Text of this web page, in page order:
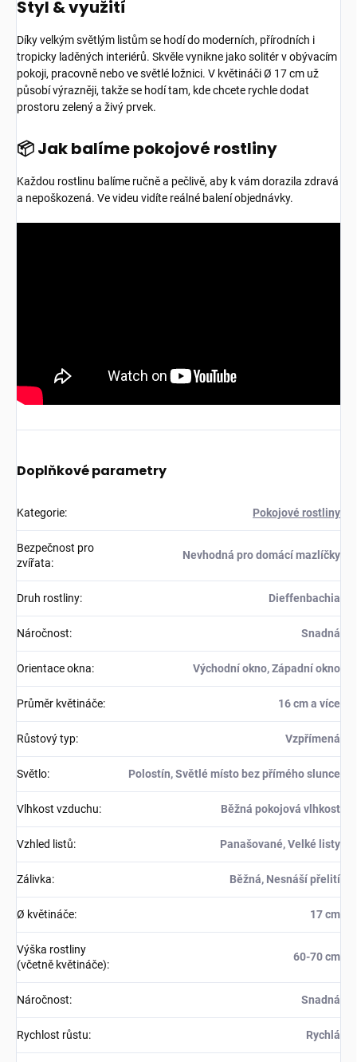
Styl & využití
Díky velkým světlým listům se hodí do moderních, přírodních i
tropicky laděných interiérů. Skvěle vynikne jako solitér v obývacím
pokoji, pracovně nebo ve světlé ložnici. V květináči Ø 17 cm už
působí výrazněji, takže se hodí tam, kde chcete rychle dodat
prostoru zelený a živý prvek.
📦 Jak balíme pokojové rostliny
Každou rostlinu balíme ručně a pečlivě, aby k vám dorazila zdravá
a nepoškozená. Ve videu vidíte reálné balení objednávky.
Doplňkové parametry
Kategorie: Pokojové rostliny
Bezpečnost pro
zvířata:
Nevhodná pro domácí mazlíčky
Druh rostliny: Dieffenbachia
Náročnost: Snadná
Orientace okna: Východní okno, Západní okno
Průměr květináče: 16 cm a více
Růstový typ: Vzpřímená
Světlo: Polostín, Světlé místo bez přímého slunce
Vlhkost vzduchu: Běžná pokojová vlhkost
Vzhled listů: Panašované, Velké listy
Zálivka: Běžná, Nesnáší přelití
Ø květináče: 17 cm
Výška rostliny
(včetně květináče):
60-70 cm
Náročnost: Snadná
Rychlost růstu: Rychlá